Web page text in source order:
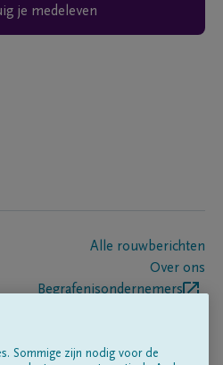
je medeleven
Alle rouwberichten
Over ons
Begrafenisondernemers
Sommige zijn nodig voor de